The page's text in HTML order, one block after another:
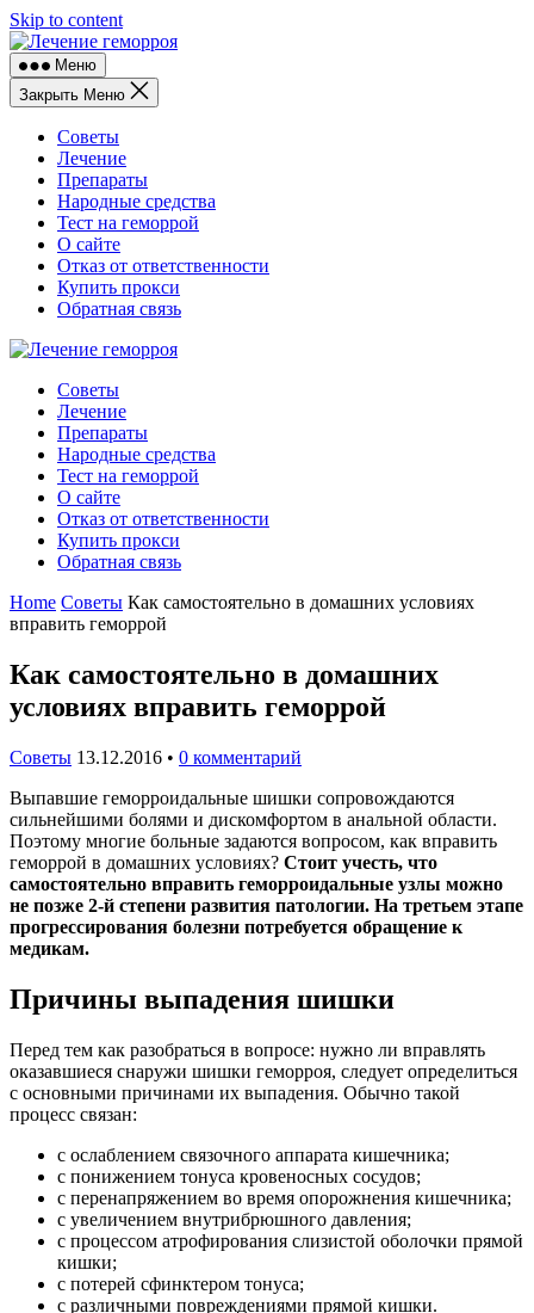
Skip to content
Меню
Закрыть Меню
Советы
Лечение
Препараты
Народные средства
Тест на геморрой
О сайте
Отказ от ответственности
Купить прокси
Обратная связь
Советы
Лечение
Препараты
Народные средства
Тест на геморрой
О сайте
Отказ от ответственности
Купить прокси
Обратная связь
Home Советы Как самостоятельно в домашних условиях
вправить геморрой
Как самостоятельно в домашних
условиях вправить геморрой
Советы 13.12.2016 • 0 комментарий
Выпавшие геморроидальные шишки сопровождаются
сильнейшими болями и дискомфортом в анальной области.
Поэтому многие больные задаются вопросом, как вправить
геморрой в домашних условиях? Стоит учесть, что
самостоятельно вправить геморроидальные узлы можно
не позже 2-й степени развития патологии. На третьем этапе
прогрессирования болезни потребуется обращение к
медикам.
Причины выпадения шишки
Перед тем как разобраться в вопросе: нужно ли вправлять
оказавшиеся снаружи шишки геморроя, следует определиться
с основными причинами их выпадения. Обычно такой
процесс связан:
с ослаблением связочного аппарата кишечника;
с понижением тонуса кровеносных сосудов;
с перенапряжением во время опорожнения кишечника;
с увеличением внутрибрюшного давления;
с процессом атрофирования слизистой оболочки прямой
кишки;
с потерей сфинктером тонуса;
с различными повреждениями прямой кишки.